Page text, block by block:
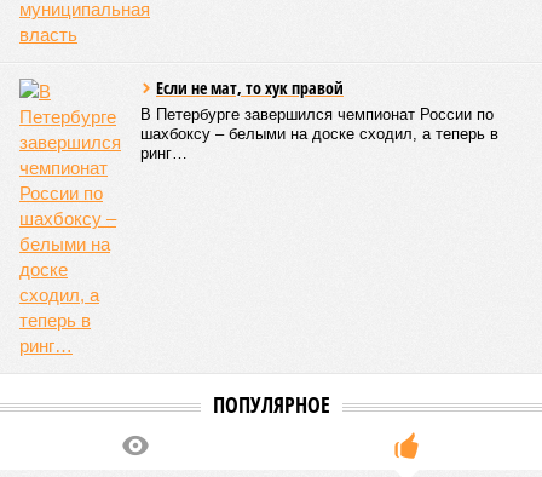
Если не мат, то хук правой
В Петербурге завершился чемпионат России по
шахбоксу – белыми на доске сходил, а теперь в
ринг…
ПОПУЛЯРНОЕ